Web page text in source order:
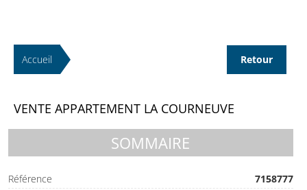
Accueil Retour
VENTE APPARTEMENT LA COURNEUVE
SOMMAIRE
Référence
7158777